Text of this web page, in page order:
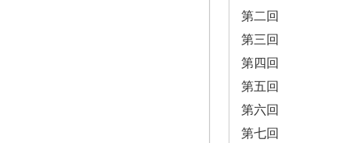
第二回
第三回
第四回
第五回
第六回
第七回